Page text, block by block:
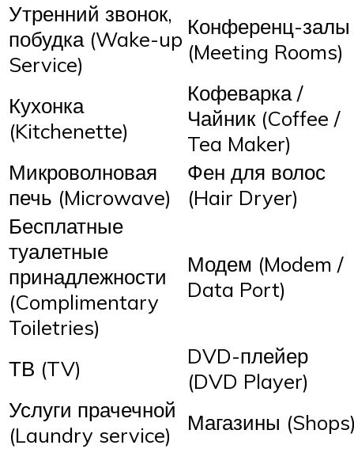
Утренний звонок,
побудка (Wake-up
Service)
Конференц-залы
(Meeting Rooms)
Кухонка
(Kitchenette)
Кофеварка /
Чайник (Coffee /
Tea Maker)
Микроволновая
печь (Microwave)
Фен для волос
(Hair Dryer)
Бесплатные
туалетные
принадлежности
(Complimentary
Toiletries)
Модем (Modem /
Data Port)
ТВ (TV)
DVD-плейер
(DVD Player)
Услуги прачечной
(Laundry service)
Магазины